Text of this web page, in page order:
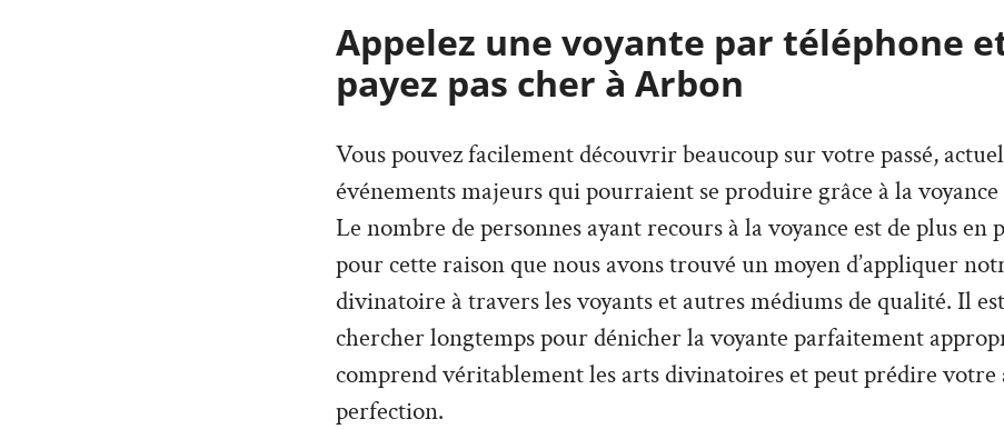
Appelez une voyante par téléphone
payez pas cher à Arbon
Vous pouvez facilement découvrir beaucoup sur votre passé,
événements majeurs qui pourraient se produire grâce à la voyance
Le nombre de personnes ayant recours à la voyance est de plus en
pour cette raison que nous avons trouvé un moyen d’appliquer
divinatoire à travers les voyants et autres médiums de qualité. Il
chercher longtemps pour dénicher la voyante parfaitement
comprend véritablement les arts divinatoires et peut prédire votre
perfection.